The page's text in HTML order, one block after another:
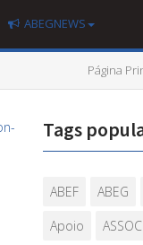
ABEGNEWS
Página
Tags
ABEF ABEG
Apoio